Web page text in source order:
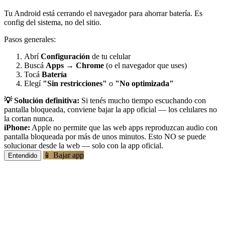
Tu Android está cerrando el navegador para ahorrar batería. Es
config del sistema, no del sitio.
Pasos generales:
AbríConfiguración de tu celular
Buscá Apps → Chrome (o el navegador que uses)
Tocá Batería
Elegí "Sin restricciones" o "No optimizada"
💡 Solución definitiva: Si tenés mucho tiempo escuchando con
pantalla bloqueada, conviene bajar la app oficial — los celulares no
la cortan nunca.
iPhone: Apple no permite que las web apps reproduzcan audio con
pantalla bloqueada por más de unos minutos. Esto NO se puede
solucionar desde la web — solo con la app oficial.
Entendido 📱 Bajar app